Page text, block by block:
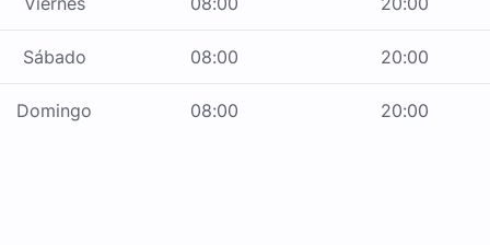
Sábado 08:00 20:00
Domingo 08:00 20:00